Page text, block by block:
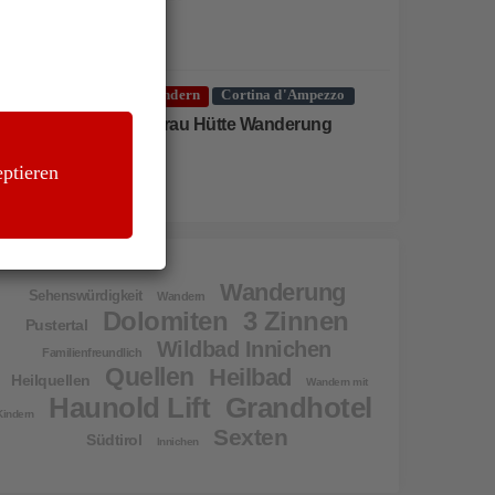
Wandern Cortina d'Ampezzo
Averau Hütte Wanderung
Sehenswürdigkeit Wandern Wanderung
Pustertal Dolomiten 3 Zinnen
Familienfreundlich Wildbad Innichen
Heilquellen Quellen Heilbad Wandern mit
Haunold Lift Grandhotel
Südtirol Innichen Sexten